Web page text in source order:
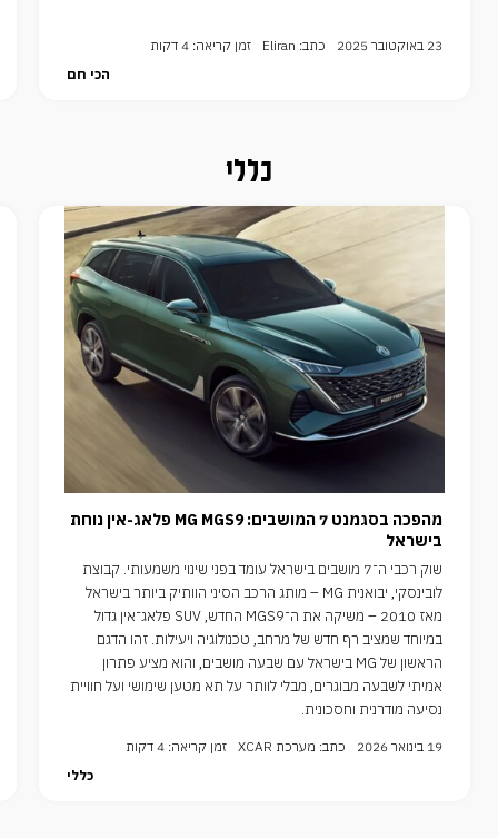
23 באוקטובר 2025 כתב: Eliran
זמן קריאה: 4 דקות
הכי חם
כללי
מהפכה בסגמנט 7 המושבים: MG MGS9 פלאג-אין נוחת
בישראל
שוק רכבי ה־7 מושבים בישראל עומד בפני שינוי משמעותי. קבוצת
לובינסקי, יבואנית MG – מותג הרכב הסיני הוותיק ביותר בישראל
מאז 2010 – משיקה את ה־MGS9 החדש, SUV פלאג־אין גדול
במיוחד שמציב רף חדש של מרחב, טכנולוגיה ויעילות. זהו הדגם
הראשון של MG בישראל עם שבעה מושבים, והוא מציע פתרון
אמיתי לשבעה מבוגרים, מבלי לוותר על תא מטען שימושי ועל חוויית
נסיעה מודרנית וחסכונית.
19 בינואר 2026 כתב: מערכת XCAR
זמן קריאה: 4 דקות
כללי